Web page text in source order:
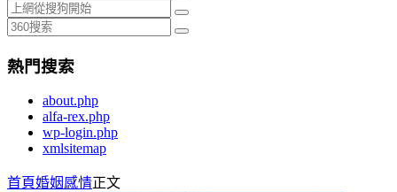
熱門搜索
about.php
alfa-rex.php
wp-login.php
xmlsitemap
首頁婚姻感情正文